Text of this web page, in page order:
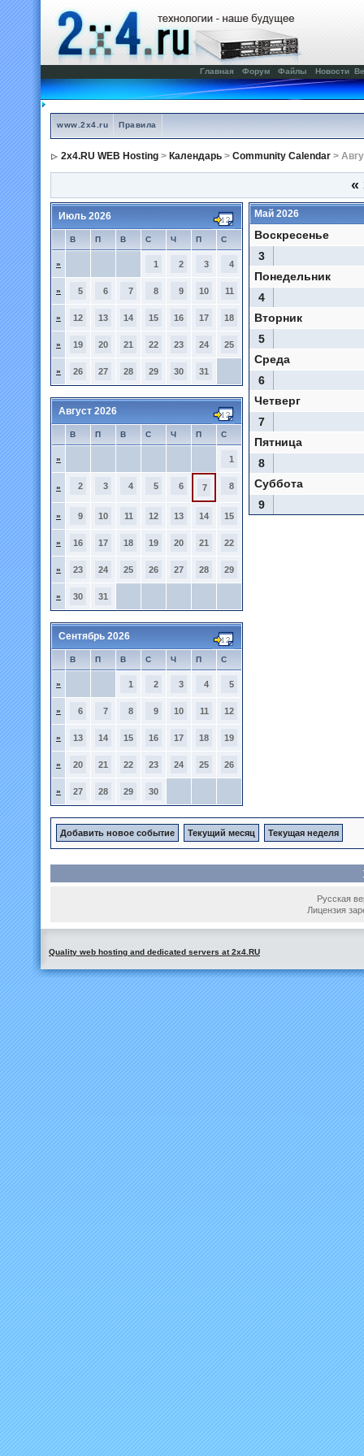
Главная Форум Файлы Новости
www.2x4.ru Правила
2x4.RU WEB Hosting > Календарь > Community Calendar >
«
Июль 2026
В П В С Ч П С
» 1 2 3 4
» 5 6 7 8 9 10 11
» 12 13 14 15 16 17 18
» 19 20 21 22 23 24 25
» 26 27 28 29 30 31
Август 2026
В П В С Ч П С
» 1
» 2 3 4 5 6 7 8
» 9 10 11 12 13 14 15
» 16 17 18 19 20 21 22
» 23 24 25 26 27 28 29
» 30 31
Сентябрь 2026
В П В С Ч П С
» 1 2 3 4 5
» 6 7 8 9 10 11 12
» 13 14 15 16 17 18 19
» 20 21 22 23 24 25 26
» 27 28 29 30
Май 2026
Воскресенье
3
Понедельник
4
Вторник
5
Среда
6
Четверг
7
Пятница
8
Суббота
9
Добавить новое событие Текущий месяц Текущая неделя
Русская
Лицензия
Quality web hosting and dedicated servers at 2x4.RU